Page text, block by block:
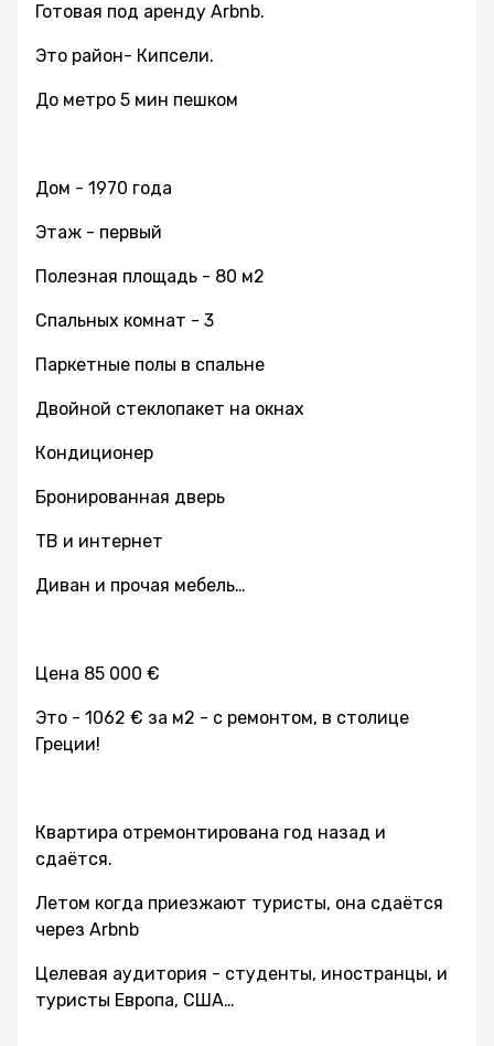
Готовая под аренду Arbnb.
Это район- Кипсели.
До метро 5 мин пешком
Дом - 1970 года
Этаж - первый
Полезная площадь - 80 м2
Спальных комнат - 3
Паркетные полы в спальне
Двойной стеклопакет на окнах
Кондиционер
Бронированная дверь
ТВ и интернет
Диван и прочая мебель…
Цена 85 000 €
Это - 1062 € за м2 - с ремонтом, в столице
Греции!
Квартира отремонтирована год назад и
сдаётся.
Летом когда приезжают туристы, она сдаётся
через Arbnb
Целевая аудитория - студенты, иностранцы, и
туристы Европа, США…